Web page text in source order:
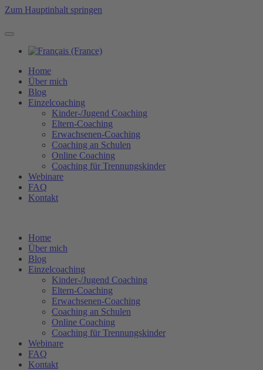
Zum Hauptinhalt springen
Home
Über mich
Blog
Einzelcoaching
Kinder-/Jugend Coaching
Eltern-Coaching
Erwachsenen-Coaching
Coaching an Schulen
Online Coaching
Coaching für Trennungskinder
Webinare
FAQ
Kontakt
Home
Über mich
Blog
Einzelcoaching
Kinder-/Jugend Coaching
Eltern-Coaching
Erwachsenen-Coaching
Coaching an Schulen
Online Coaching
Coaching für Trennungskinder
Webinare
FAQ
Kontakt